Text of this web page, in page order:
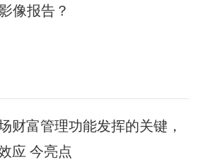
像报告？​
财富管理功能发挥的关键，
应 今亮点